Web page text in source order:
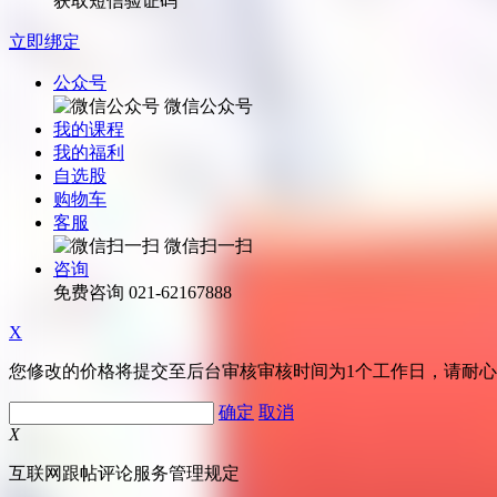
立即绑定
公众号
微信公众号
我的课程
我的福利
自选股
购物车
客服
微信扫一扫
咨询
免费咨询 021-62167888
X
您修改的价格将提交至后台审核审核时间为1个工作日，请耐
确定 取消
X
互联网跟帖评论服务管理规定